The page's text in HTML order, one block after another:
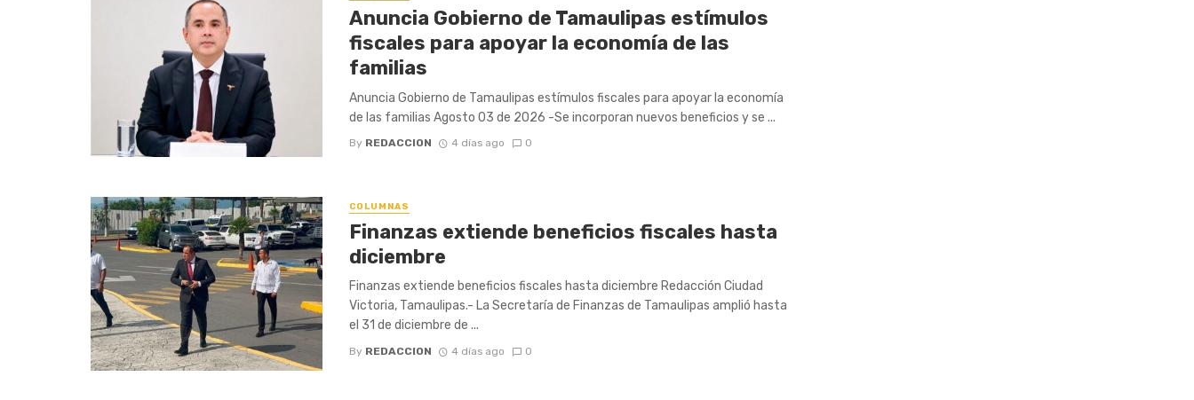
Anuncia Gobierno de Tamaulipas estímulos
fiscales para apoyar la economía de las
familias
Anuncia Gobierno de Tamaulipas estímulos fiscales para apoyar la economía
de las familias Agosto 03 de 2026 -Se incorporan nuevos beneficios y se ...
By REDACCION 4 días ago 0
COLUMNAS
Finanzas extiende beneficios fiscales hasta
diciembre
Finanzas extiende beneficios fiscales hasta diciembre Redacción Ciudad
Victoria, Tamaulipas.- La Secretaría de Finanzas de Tamaulipas amplió hasta
el 31 de diciembre de ...
By REDACCION 4 días ago 0